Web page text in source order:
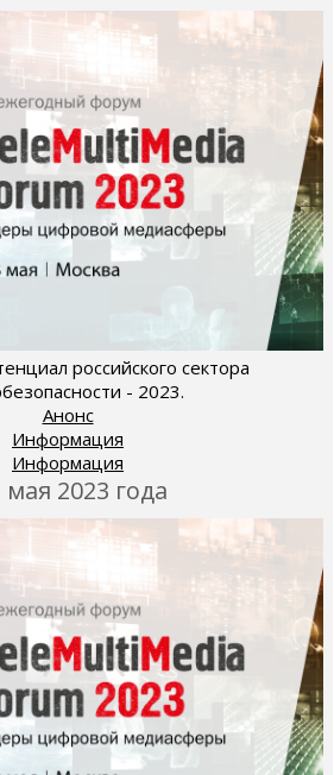
российского сектора
- 2023.
Анонс
Информация
Информация
2023 года